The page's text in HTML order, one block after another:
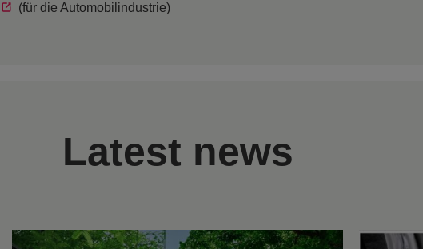
(für die Automobilindustrie)
Latest news